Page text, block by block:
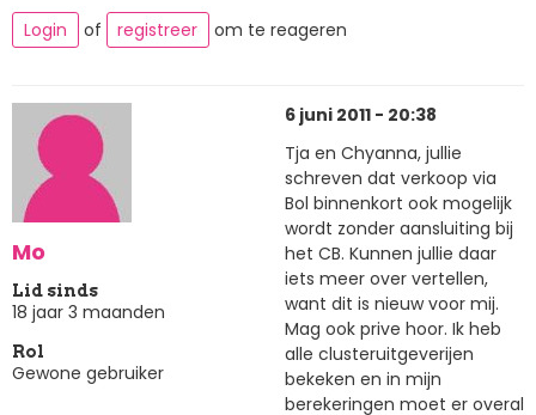
Login
of registreer om te reageren
Mo
Lid sinds
18 jaar 3 maanden
Rol
Gewone gebruiker
6 juni 2011 - 20:38
Tja en Chyanna, jullie
schreven dat verkoop via
Bol binnenkort ook mogelijk
wordt zonder aansluiting bij
het CB. Kunnen jullie daar
iets meer over vertellen,
want dit is nieuw voor mij.
Mag ook prive hoor. Ik heb
alle clusteruitgeverijen
bekeken en in mijn
berekeringen moet er overal